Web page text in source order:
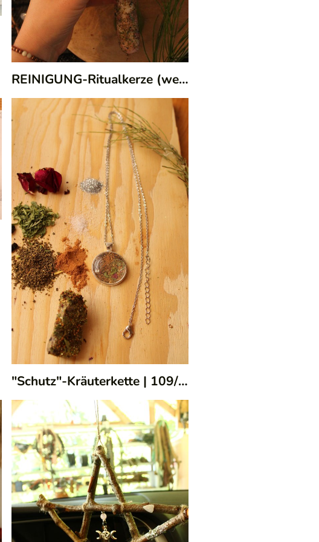
|112/08
REINIGUNG-Ritualkerze (weiß)
|110/68
"Schutz"-Kräuterkette| 109/02